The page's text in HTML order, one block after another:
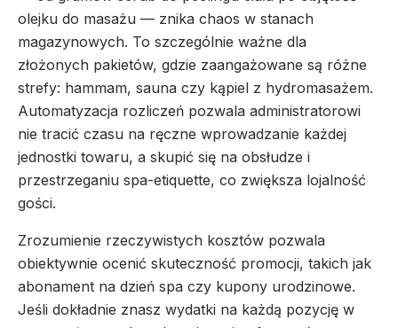
olejku do masażu — znika chaos w stanach
magazynowych. To szczególnie ważne dla
złożonych pakietów, gdzie zaangażowane są różne
strefy: hammam, sauna czy kąpiel z hydromasażem.
Automatyzacja rozliczeń pozwala administratorowi
nie tracić czasu na ręczne wprowadzanie każdej
jednostki towaru, a skupić się na obsłudze i
przestrzeganiu spa-etiquette, co zwiększa lojalność
gości.
Zrozumienie rzeczywistych kosztów pozwala
obiektywnie ocenić skuteczność promocji, takich jak
abonament na dzień spa czy kupony urodzinowe.
Jeśli dokładnie znasz wydatki na każdą pozycję w